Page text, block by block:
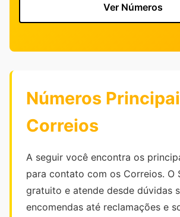
Ver Números
Números
Correios
A seguir você encontra os
para contato com os Correios. O
gratuito e atende desde dúvidas
encomendas até reclamações e